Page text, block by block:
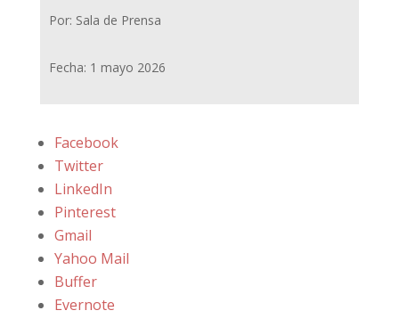
Por: Sala de Prensa
Fecha: 1 mayo 2026
Facebook
Twitter
LinkedIn
Pinterest
Gmail
Yahoo Mail
Buffer
Evernote